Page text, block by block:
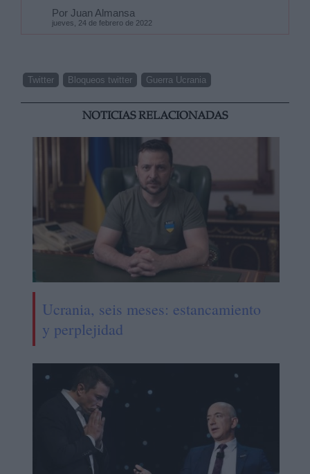
Por Juan Almansa
jueves, 24 de febrero de 2022
Twitter Bloqueos twitter Guerra Ucrania
NOTICIAS RELACIONADAS
Ucrania, seis meses: estancamiento
y perplejidad